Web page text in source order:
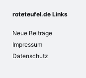
roteteufel.de Links
Neue Beiträge
Impressum
Datenschutz